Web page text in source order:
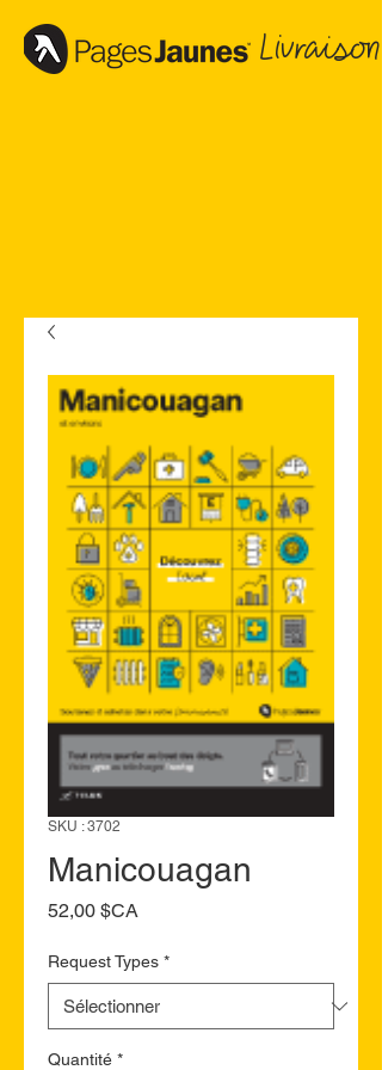
Livraison
SKU : 3702
Manicouagan
52,00 $CA
Request Types *
Quantité *